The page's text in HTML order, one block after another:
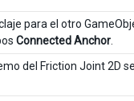
para el otro
Connected Anchor
del Friction Joint 2D